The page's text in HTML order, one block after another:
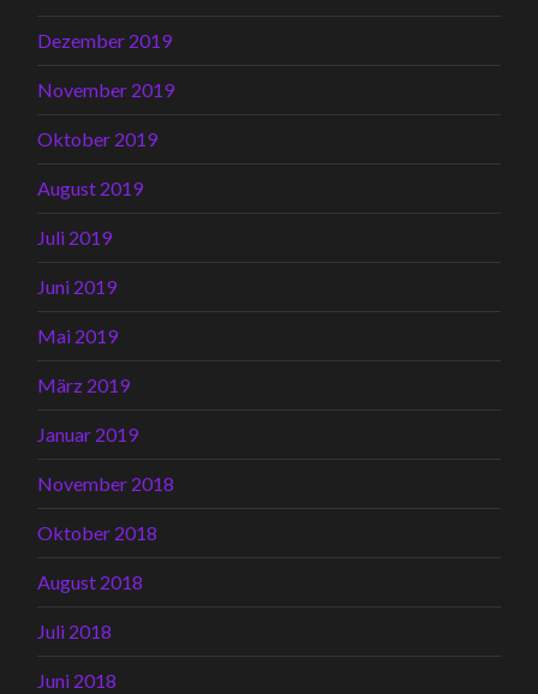
Dezember 2019
November 2019
Oktober 2019
August 2019
Juli 2019
Juni 2019
Mai 2019
März 2019
Januar 2019
November 2018
Oktober 2018
August 2018
Juli 2018
Juni 2018